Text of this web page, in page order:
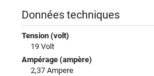
Données techniques
Tension (volt)
19 Volt
Ampérage (ampère)
2,37 Ampere